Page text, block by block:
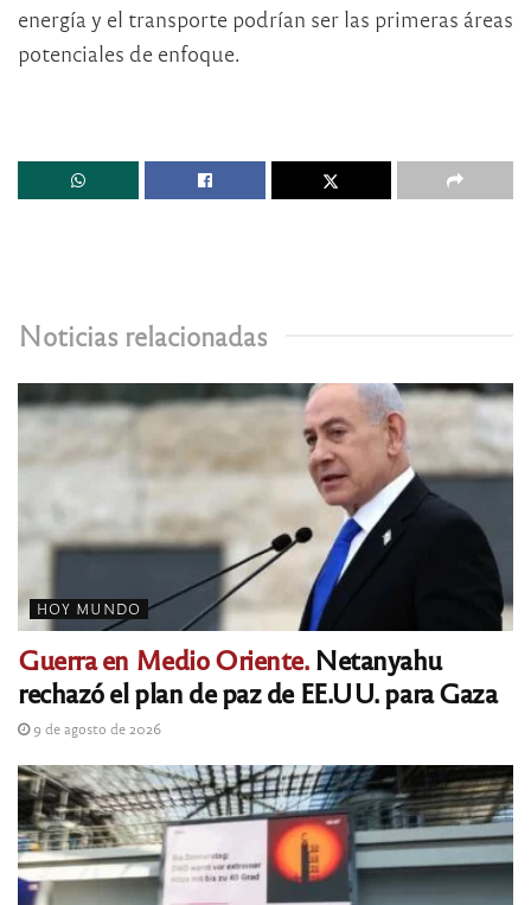
energía y el transporte podrían ser las primeras áreas
potenciales de enfoque.
Noticias relacionadas
HOY MUNDO
Guerra en Medio Oriente.Netanyahu
rechazó el plan de paz de EE.UU. para Gaza
9 de agosto de 2026